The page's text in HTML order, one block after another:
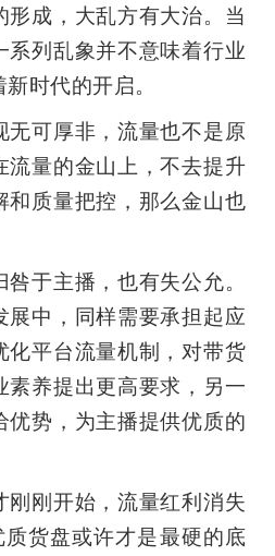
形成，大乱方有大治。当
系列乱象并不意味着行业
时代的开启。
无可厚非，流量也不是原
流量的金山上，不去提升
和质量把控，那么金山也
于主播，也有失公允。
展中，同样需要承担起应
化平台流量机制，对带货
素养提出更高要求，另一
优势，为主播提供优质的
刚刚开始，流量红利消失
货盘或许才是最硬的底